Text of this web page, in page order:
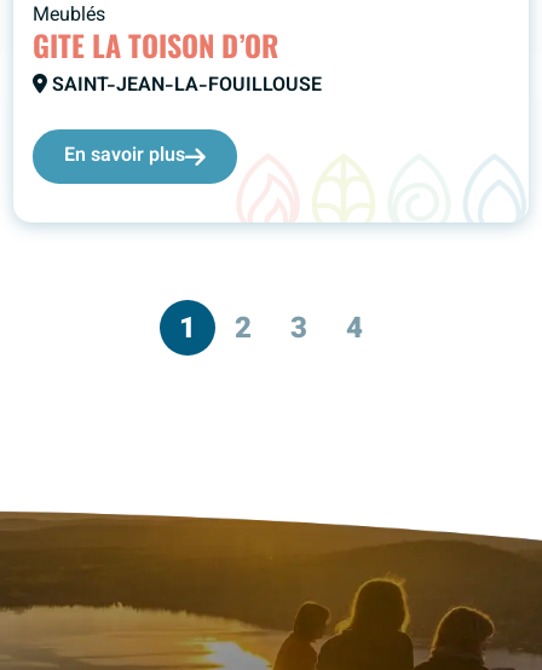
Meublés
GITE LA TOISON D’OR
SAINT-JEAN-LA-FOUILLOUSE
En savoir plus
1 2 3 4